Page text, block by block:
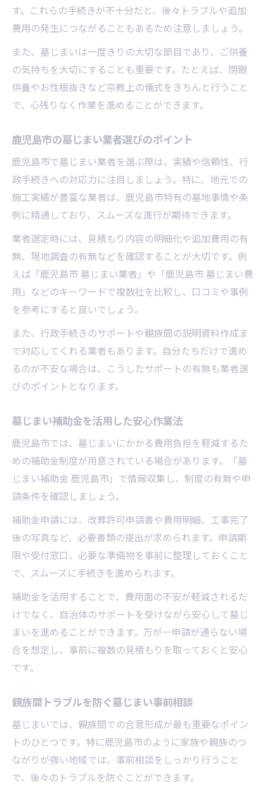
鹿児島市の墓じまい費用相場と内訳比較術
追加費用を防ぐための見積もりチェック法
墓じまいで使える補助金の申請ポイント
費用を抑えた墓じまい業者選びの考え方
費用トラブルを回避する事前確認事項
永代供養を見据えた墓じまい実践ガイド
遺骨の移転・安置先検討ポイントまとめ
墓じまいから永代供養までの流れを整理
供養の継続を意識した墓じまいの選択肢
トラブルなく進めるための事前準備方法
墓じまい成功への事前準備チェックリスト
親族間での合意と連絡体制構築のポイント
墓じまい前に知っておきたい管理規約
鹿児島市での現地調査事前打ち合わせ方法
トラブル防止のための書類整理術
す。これらの手続きが不十分だと、後々トラブルや追加
費用の発生につながることもあるため注意しましょう。
また、墓じまいは一度きりの大切な節目であり、ご供養
の気持ちを大切にすることも重要です。たとえば、閉眼
供養やお性根抜きなど宗教上の儀式をきちんと行うこと
で、心残りなく作業を進めることができます。
鹿児島市の墓じまい業者選びのポイント
鹿児島市で墓じまい業者を選ぶ際は、実績や信頼性、行
政手続きへの対応力に注目しましょう。特に、地元での
施工実績が豊富な業者は、鹿児島市特有の墓地事情や条
例に精通しており、スムーズな進行が期待できます。
業者選定時には、見積もり内容の明細化や追加費用の有
無、現地調査の有無などを確認することが大切です。例
えば「鹿児島市 墓じまい業者」や「鹿児島市 墓じまい費
用」などのキーワードで複数社を比較し、口コミや事例
を参考にすると良いでしょう。
また、行政手続きのサポートや親族間の説明資料作成ま
で対応してくれる業者もあります。自分たちだけで進め
るのが不安な場合は、こうしたサポートの有無も業者選
びのポイントとなります。
墓じまい補助金を活用した安心作業法
鹿児島市では、墓じまいにかかる費用負担を軽減するた
めの補助金制度が用意されている場合があります。「墓
じまい補助金 鹿児島市」で情報収集し、制度の有無や申
請条件を確認しましょう。
補助金申請には、改葬許可申請書や費用明細、工事完了
後の写真など、必要書類の提出が求められます。申請期
限や受付窓口、必要な準備物を事前に整理しておくこと
で、スムーズに手続きを進められます。
補助金を活用することで、費用面の不安が軽減されるだ
けでなく、自治体のサポートを受けながら安心して墓じ
まいを進めることができます。万が一申請が通らない場
合を想定し、事前に複数の見積もりを取っておくと安心
です。
親族間トラブルを防ぐ墓じまい事前相談
墓じまいでは、親族間での合意形成が最も重要なポイン
トのひとつです。特に鹿児島市のように家族や親族のつ
ながりが強い地域では、事前相談をしっかり行うこと
で、後々のトラブルを防ぐことができます。